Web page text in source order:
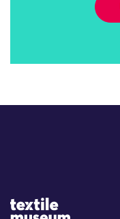
Site Logo